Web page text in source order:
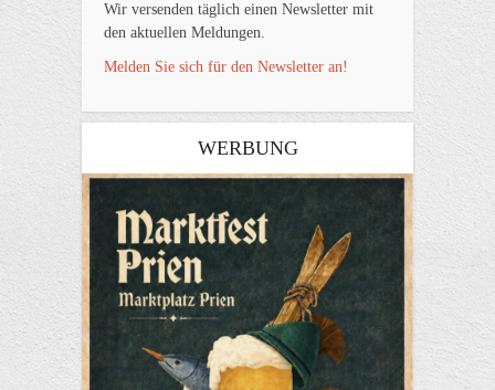
Wir versenden täglich einen Newsletter mit
den aktuellen Meldungen.
Melden Sie sich für den Newsletter an!
WERBUNG